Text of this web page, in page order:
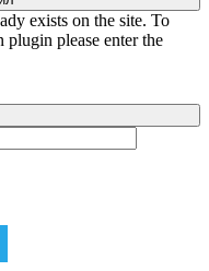
exists on the site. To
please enter the